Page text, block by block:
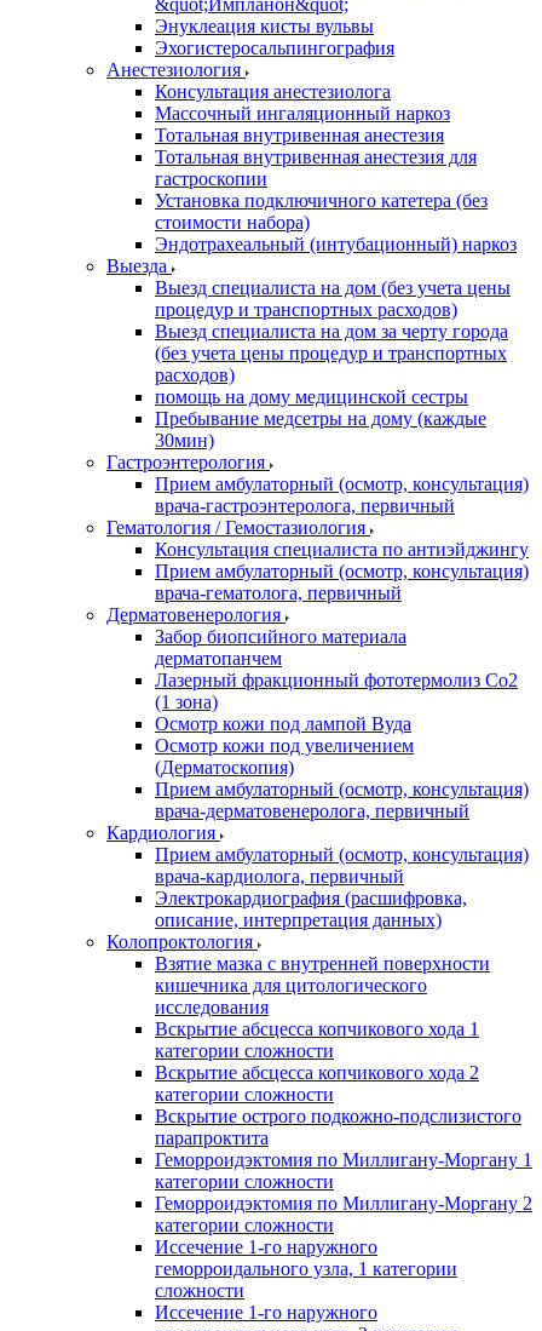
&quot;Импланон&quot;
Энуклеация кисты вульвы
Эхогистеросальпингография
Анестезиология
Консультация анестезиолога
Массочный ингаляционный наркоз
Тотальная внутривенная анестезия
Тотальная внутривенная анестезия для
гастроскопии
Установка подключичного катетера (без
стоимости набора)
Эндотрахеальный (интубационный) наркоз
Выезда
Выезд специалиста на дом (без учета цены
процедур и транспортных расходов)
Выезд специалиста на дом за черту города
(без учета цены процедур и транспортных
расходов)
помощь на дому медицинской сестры
Пребывание медсетры на дому (каждые
30мин)
Гастроэнтерология
Прием амбулаторный (осмотр, консультация)
врача-гастроэнтеролога, первичный
Гематология / Гемостазиология
Консультация специалиста по антиэйджингу
Прием амбулаторный (осмотр, консультация)
врача-гематолога, первичный
Дерматовенерология
Забор биопсийного материала
дерматопанчем
Лазерный фракционный фототермолиз Со2
(1 зона)
Осмотр кожи под лампой Вуда
Осмотр кожи под увеличением
(Дерматоскопия)
Прием амбулаторный (осмотр, консультация)
врача-дерматовенеролога, первичный
Кардиология
Прием амбулаторный (осмотр, консультация)
врача-кардиолога, первичный
Электрокардиография (расшифровка,
описание, интерпретация данных)
Колопроктология
Взятие мазка с внутренней поверхности
кишечника для цитологического
исследования
Вскрытие абсцесса копчикового хода 1
категории сложности
Вскрытие абсцесса копчикового хода 2
категории сложности
Вскрытие острого подкожно-подслизистого
парапроктита
Геморроидэктомия по Миллигану-Моргану 1
категории сложности
Геморроидэктомия по Миллигану-Моргану 2
категории сложности
Иссечение 1-го наружного
геморроидального узла, 1 категории
сложности
Иссечение 1-го наружного